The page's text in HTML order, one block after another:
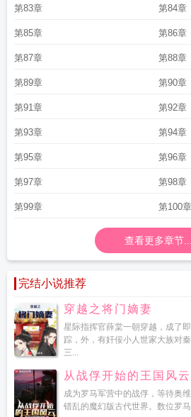
第83章 第84章
第85章 第86章
第87章 第88章
第89章 第90章
第91章 第92章
第93章 第94章
第95章 第96章
第97章 第98章
第99章 第100章
查看更多章节...
完结小说推荐
穿越之将门嫡妻
星际指挥官薛棠一朝穿越，成了
踪，外，有奸佞小人世家大族对
三...
从战俘开始的王国风云
成为罗马军营中的战俘，等待奥
错乱的魔幻版古代世界。数位罗